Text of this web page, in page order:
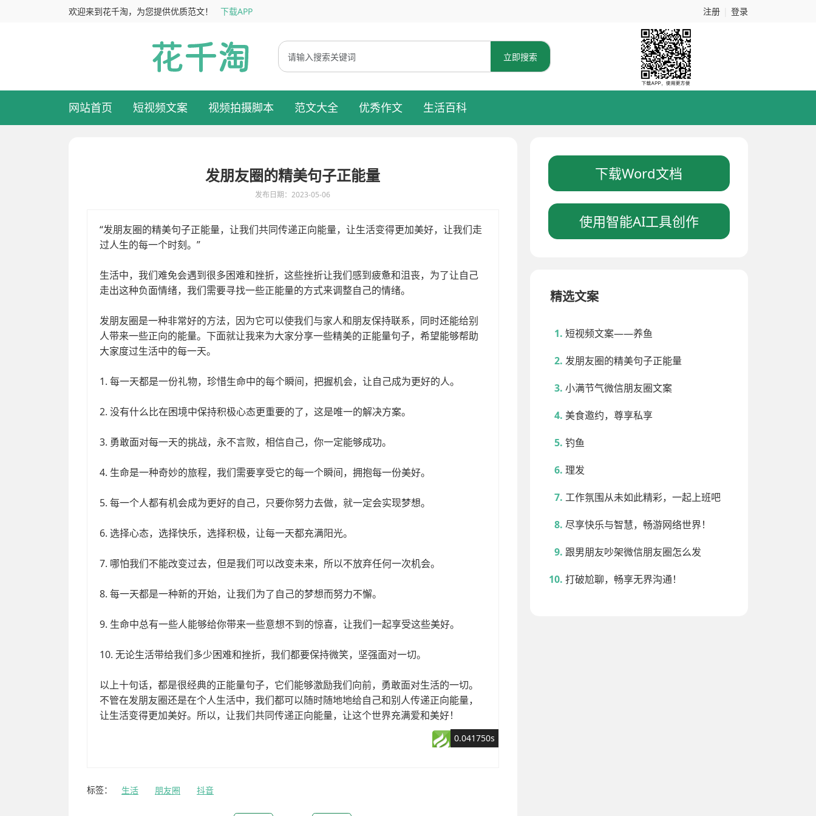
欢迎来到花千淘，为您提供优质范文！ 下载APP 注册 登录
立即搜索
网站首页 短视频文案 视频拍摄脚本 范文大全 优秀作文 生活百科
发朋友圈的精美句子正能量
发布日期：2023-05-06
标签： 生活 朋友圈 抖音
下载Word文档
使用智能AI工具创作
精选文案
短视频文案——养鱼
发朋友圈的精美句子正能量
小满节气微信朋友圈文案
美食邀约，尊享私享
钓鱼
理发
工作氛围从未如此精彩，一起上班吧
尽享快乐与智慧，畅游网络世界！
跟男朋友吵架微信朋友圈怎么发
打破尬聊，畅享无界沟通！